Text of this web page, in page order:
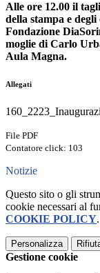
Alle ore 12.00 il
della stampa e
Fondazione
moglie di Carlo
Aula Magna.
Allegati
File PDF
Contatore click: 103
Notizie
Questo sito o gli
cookie necessari al
COOKIE POLICY.
Personalizza
Gestione cookie